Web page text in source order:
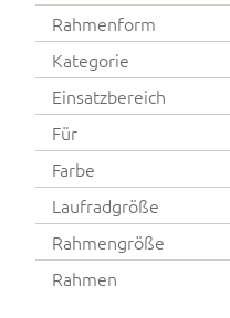
Rahmenform
Kategorie
Einsatzbereich
Für
Farbe
Laufradgröße
Rahmengröße
Rahmen